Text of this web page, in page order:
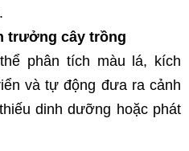
trưởng cây trồng
phân tích màu lá, kích
và tự động đưa ra cảnh
dinh dưỡng hoặc phát